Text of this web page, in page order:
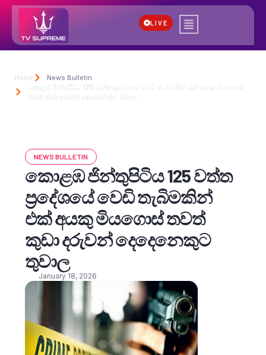
LIVE
Home
News Bulletin
කොළඹ ජින්තුපිටිය 125 වත්ත ප්‍රදේශයේ වෙඩි තැබිමකින් එක් අයකු මියගොස්
තවත් කුඩා දරුවන් දෙදෙනෙකුට තුවාල
NEWS BULLETIN
කොළඹ ජින්තුපිටිය 125 වත්ත
ප්‍රදේශයේ වෙඩි තැබිමකින්
එක් අයකු මියගොස් තවත්
කුඩා දරුවන් දෙදෙනෙකුට
තුවාල
January 18, 2026